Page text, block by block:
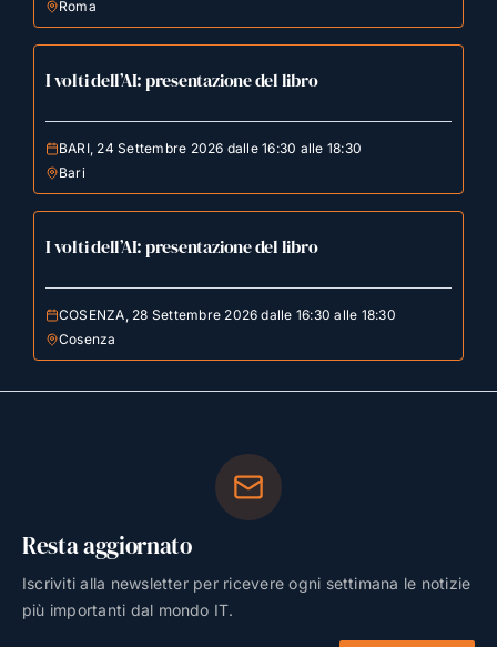
Roma
I volti dell’AI: presentazione del libro
BARI, 24 Settembre 2026 dalle 16:30 alle 18:30
Bari
I volti dell’AI: presentazione del libro
COSENZA, 28 Settembre 2026 dalle 16:30 alle 18:30
Cosenza
Resta aggiornato
Iscriviti alla newsletter per ricevere ogni settimana le notizie
più importanti dal mondo IT.